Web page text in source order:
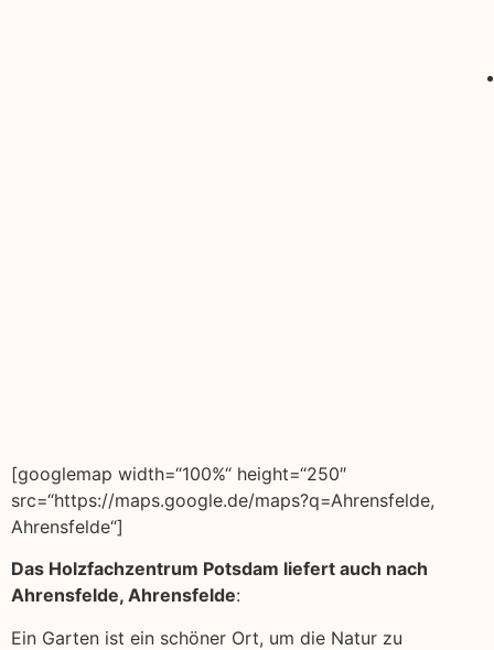
[googlemap width=“100%“ height=“250″
src=“https://maps.google.de/maps?q=Ahrensfelde,
Ahrensfelde“]
Das Holzfachzentrum Potsdam liefert auch nach
Ahrensfelde, Ahrensfelde:
Ein Garten ist ein schöner Ort, um die Natur zu